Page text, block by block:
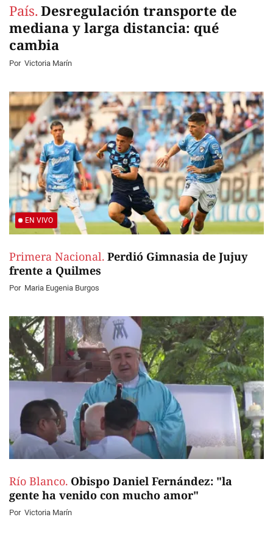
País. Desregulación transporte de
mediana y larga distancia: qué
cambia
Por Victoria Marín
EN VIVO
Primera Nacional. Perdió Gimnasia de Jujuy
frente a Quilmes
Por Maria Eugenia Burgos
Río Blanco. Obispo Daniel Fernández: "la
gente ha venido con mucho amor"
Por Victoria Marín